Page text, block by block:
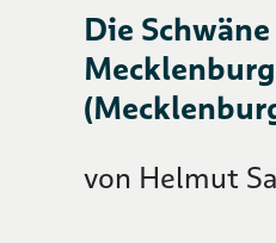
Die
von Helmut